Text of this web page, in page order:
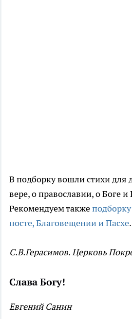
В подборку вошли стихи для
вере, о православии, о Боге
Рекомендуем также
посте, Благовещении и Пасхе.
С.В.Герасимов. Церковь
Слава Богу!
Евгений Санин